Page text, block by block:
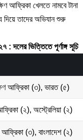
আফ্রিকা খেলতে নামবে টানা
দিয়ে তাদের অভিযান শুরু
: দলের ভিত্তিতে পূর্ণাঙ্গ সূচি
আফ্রিকা (৩), ভারত (৫)
(২), অস্ট্রেলিয়া (২)
আফ্রিকা (৩), বাংলাদেশ (২)